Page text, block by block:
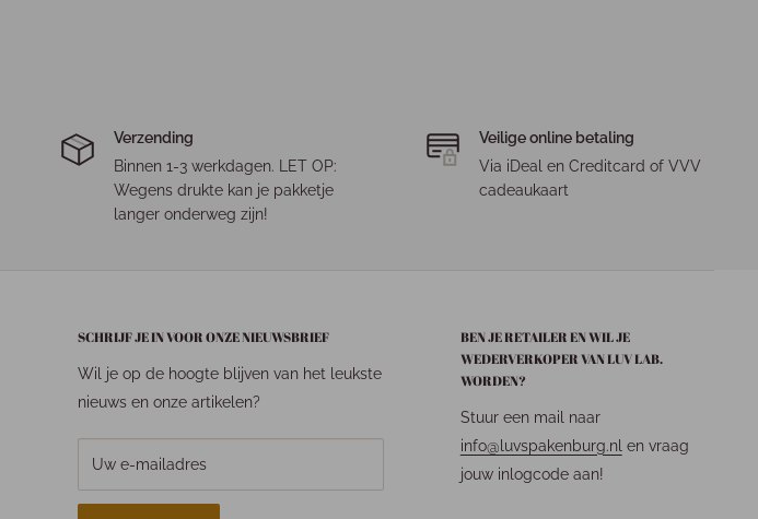
Verzending
Binnen 1-3 werkdagen. LET OP:
Wegens drukte kan je pakketje
langer onderweg zijn!
Veilige online betaling
Via iDeal en Creditcard of VVV
cadeaukaart
SCHRIJF JE IN VOOR ONZE NIEUWSBRIEF
Wil je op de hoogte blijven van het leukste
nieuws en onze artikelen?
Uw e-mailadres
BEN JE RETAILER EN WIL JE
WEDERVERKOPER VAN LUV LAB.
WORDEN?
Stuur een mail naar
info@luvspakenburg.nl en vraag
jouw inlogcode aan!